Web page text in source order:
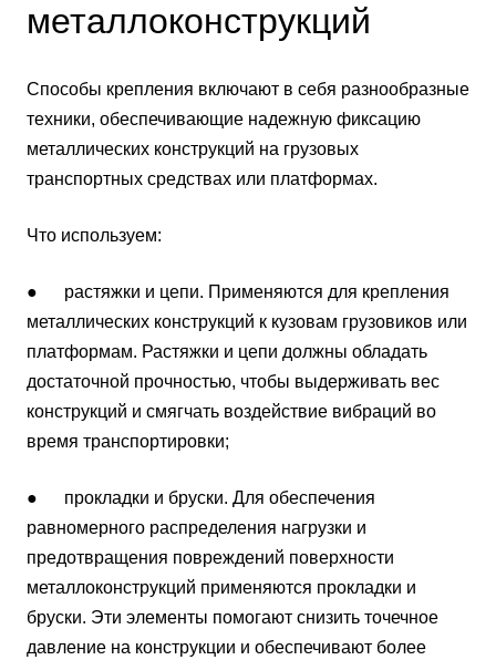
металлоконструкций
Способы крепления включают в себя разнообразные
техники, обеспечивающие надежную фиксацию
металлических конструкций на грузовых
транспортных средствах или платформах.
Что используем:
● растяжки и цепи. Применяются для крепления
металлических конструкций к кузовам грузовиков или
платформам. Растяжки и цепи должны обладать
достаточной прочностью, чтобы выдерживать вес
конструкций и смягчать воздействие вибраций во
время транспортировки;
● прокладки и бруски. Для обеспечения
равномерного распределения нагрузки и
предотвращения повреждений поверхности
металлоконструкций применяются прокладки и
бруски. Эти элементы помогают снизить точечное
давление на конструкции и обеспечивают более